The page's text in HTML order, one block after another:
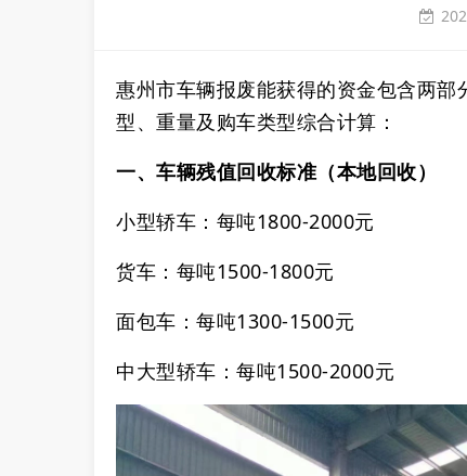
惠州市车辆报废能获得的资金包含两
型、重量及购车类型综合计算：‌
一、车辆残值回收标准（本地回收）
‌小型轿车‌：每吨1800-2000元
‌货车‌：每吨1500-1800元
‌面包车‌：每吨1300-1500元
‌中大型轿车‌：每吨1500-2000元